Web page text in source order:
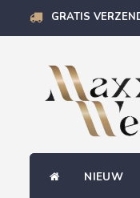
GRATIS
NIEUW